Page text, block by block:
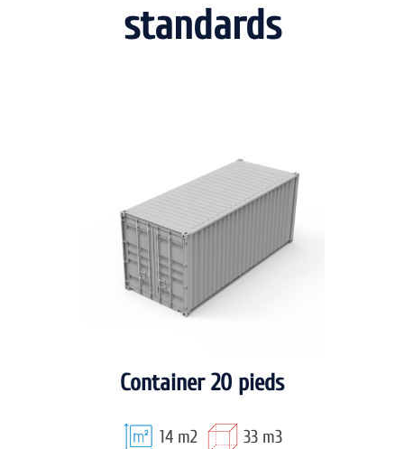
standards
Container 20 pieds
14 m2 33 m3